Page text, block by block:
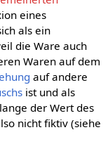
eines
als ein
die Ware auch
Waren auf dem
auf andere
ist und als
der Wert des
nicht fiktiv (siehe